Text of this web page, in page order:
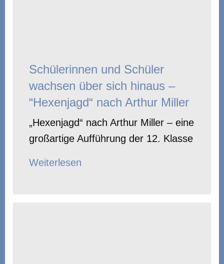
Schülerinnen und Schüler
wachsen über sich hinaus –
“Hexenjagd“ nach Arthur Miller
„Hexenjagd“ nach Arthur Miller – eine
großartige Aufführung der 12. Klasse
Weiterlesen